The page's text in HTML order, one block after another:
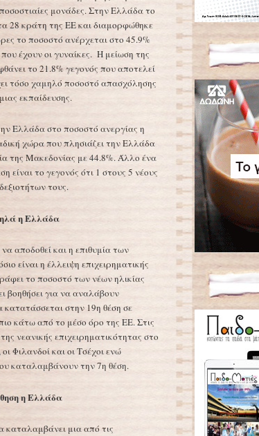
μονάδες. Στην Ελλάδα το
28 κράτη της ΕΕ και διαμορφώθηκε
το ποσοστό ανέρχεται στο 45.9%
έχουν οι γυναίκες. Η μείωση της
το 21.8% γεγονός που αποτελεί
τόσο χαμηλό ποσοστό απασχόλησης
εκπαίδευσης.
Ελλάδα στο ποσοστό ανεργίας η
χώρα που πλησιάζει την Ελλάδα
της Μακεδονίας με 44.8%. Άλλο ένα
είναι το γεγονός ότι 1 στους 5 νέους
τους.
η Ελλάδα
αποδοθεί και η επιθυμία των
είναι η έλλειψη επιχειρηματικής
το ποσοστό των νέων ηλικίας
βοηθήσει για να αναλάβουν
στην 19η θέση σε
κάτω από το μέσο όρο της ΕΕ. Στις
νεανικής επιχειρηματικότητας στο
Φιλανδοί και οι Τσέχοι ενώ
καταλαμβάνουν την 7η θέση.
η Ελλάδα
μια από τις